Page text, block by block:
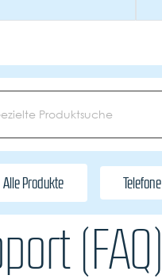
Alle Produkte Telefone
(FAQ)